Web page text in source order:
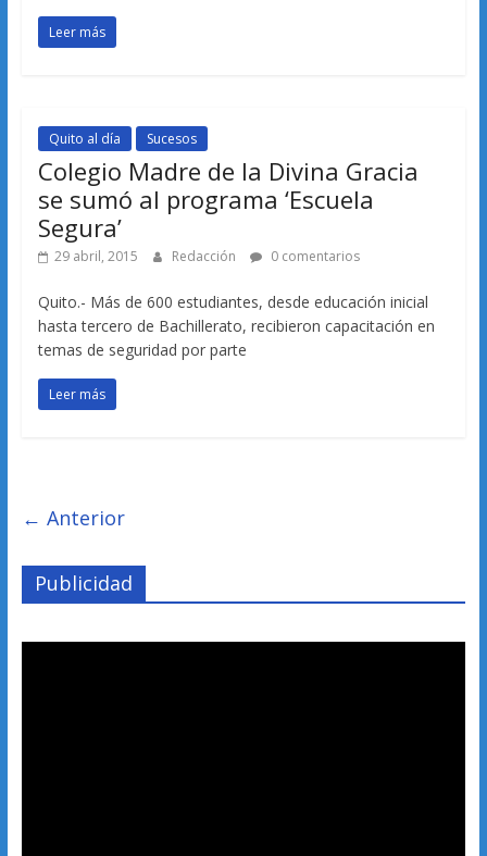
Leer más
Quito al día Sucesos
Colegio Madre de la Divina Gracia
se sumó al programa ‘Escuela
Segura’
29 abril, 2015 Redacción 0 comentarios
Quito.- Más de 600 estudiantes, desde educación inicial
hasta tercero de Bachillerato, recibieron capacitación en
temas de seguridad por parte
Leer más
← Anterior
Publicidad